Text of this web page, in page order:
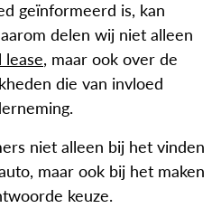
geïnformeerd is, kan
delen wij niet alleen
lease, maar ook over de
die van invloed
niet alleen bij het vinden
maar ook bij het maken
keuze.